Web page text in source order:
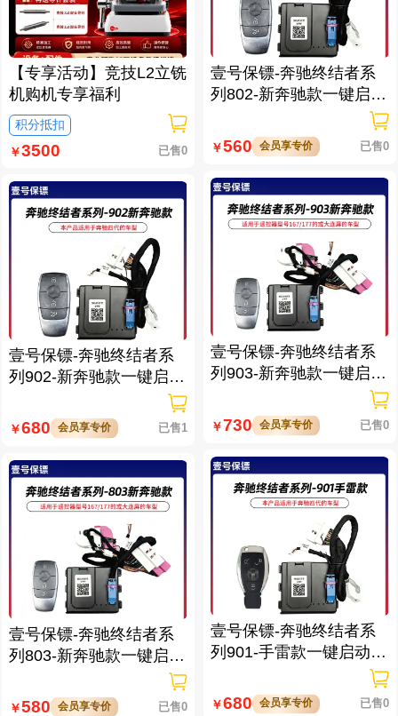
【专享活动】竞技L2立铣
机购机专享福利
积分抵扣
￥3500 已售0
壹号保镖-奔驰终结者系
列902-新奔驰款一键启动
￥680 会员享专价 已售1
壹号保镖-奔驰终结者系
列803-新奔驰款一键启动
￥580 会员享专价 已售0
壹号保镖-奔驰终结者系
列802-新奔驰款一键启动
￥560 会员享专价 已售0
壹号保镖-奔驰终结者系
列903-新奔驰款一键启动
￥730 会员享专价 已售0
壹号保镖-奔驰终结者系
列901-手雷款一键启动带
￥680 会员享专价 已售0